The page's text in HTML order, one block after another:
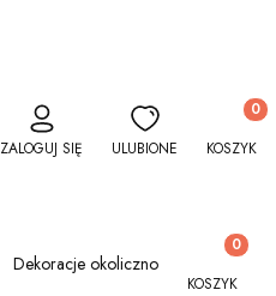
ZALOGUJ SIĘ ULUBIONE KOSZYK
Dekoracje okolicznościowe
Produkty
KOSZYK